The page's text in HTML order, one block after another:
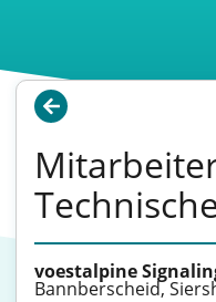
voestalpine
Bannberscheid,